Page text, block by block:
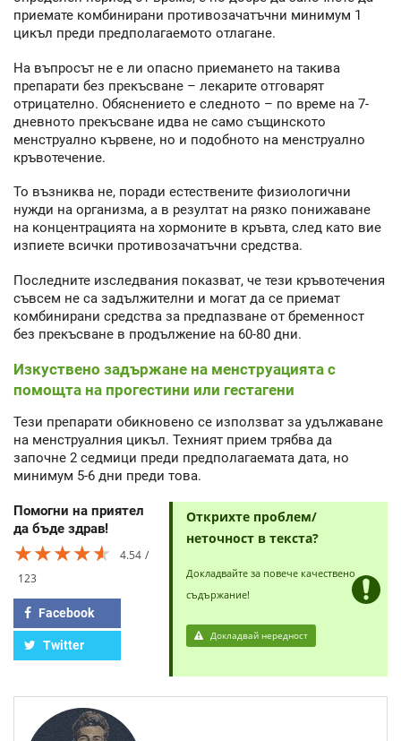
приемате комбинирани противозачатъчни минимум 1
цикъл преди предполагаемото отлагане.
На въпросът не е ли опасно приемането на такива
препарати без прекъсване – лекарите отговарят
отрицателно. Обяснението е следното – по време на 7-
дневното прекъсване идва не само същинското
менструално кървене, но и подобното на менструално
кръвотечение.
То възниква не, поради естествените физиологични
нужди на организма, а в резултат на рязко понижаване
на концентрацията на хормоните в кръвта, след като вие
изпиете всички противозачатъчни средства.
Последните изследвания показват, че тези кръвотечения
съвсем не са задължителни и могат да се приемат
комбинирани средства за предпазване от бременност
без прекъсване в продължение на 60-80 дни.
Изкуствено задържане на менструацията с
помощта на прогестини или гестагени
Тези препарати обикновено се използват за удължаване
на менструалния цикъл. Техният прием трябва да
започне 2 седмици преди предполагаемата дата, но
минимум 5-6 дни преди това.
Помогни на приятел
да бъде здрав!
★★★★★
★★★★★
★★★★★
4.54
123
Facebook
Twitter
Открихте проблем/
неточност в текста?
Докладвайте за повече качествено
съдържание!
Докладвай нередност